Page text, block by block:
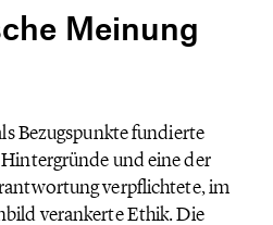
Meinung
Bezugspunkte fundierte
und eine der
verpflichtete, im
verankerte Ethik. Die